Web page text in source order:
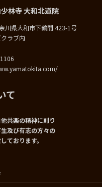
林寺 大和北道院
川県大和市下鶴間 423-1号
ラブ内
て
共楽の精神に則り
及び有志の方々の
ております。